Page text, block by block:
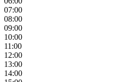
07:00
08:00
09:00
10:00
11:00
12:00
13:00
14:00